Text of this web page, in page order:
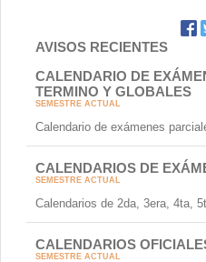
AVISOS RECIENTES
CALENDARIO DE
TERMINO Y GLOBALES
SEMESTRE ACTUAL
Calendario de exámenes
CALENDARIOS DE
SEMESTRE ACTUAL
Calendarios de 2da, 3era, 4ta,
CALENDARIOS
SEMESTRE ACTUAL